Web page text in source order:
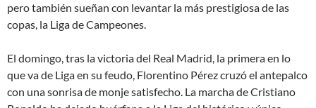
pero también sueñan con levantar la más prestigiosa de las
copas, la Liga de Campeones.
El domingo, tras la victoria del Real Madrid, la primera en lo
que va de Liga en su feudo, Florentino Pérez cruzó el antepalco
con una sonrisa de monje satisfecho. La marcha de Cristiano